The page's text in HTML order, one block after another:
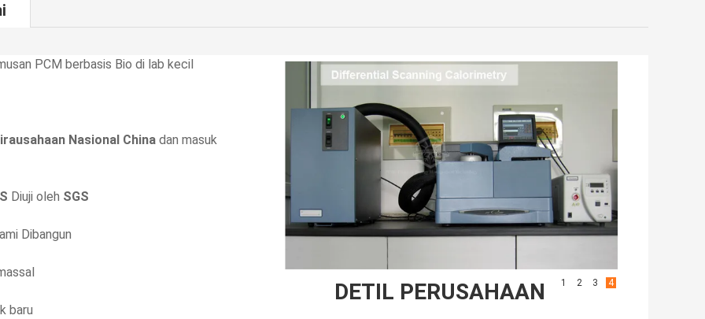
PCM berbasis Bio di lab kecil
Nasional China dan masuk
Diuji oleh SGS
Dibangun
baru
1 2 3 4
DETIL PERUSAHAAN